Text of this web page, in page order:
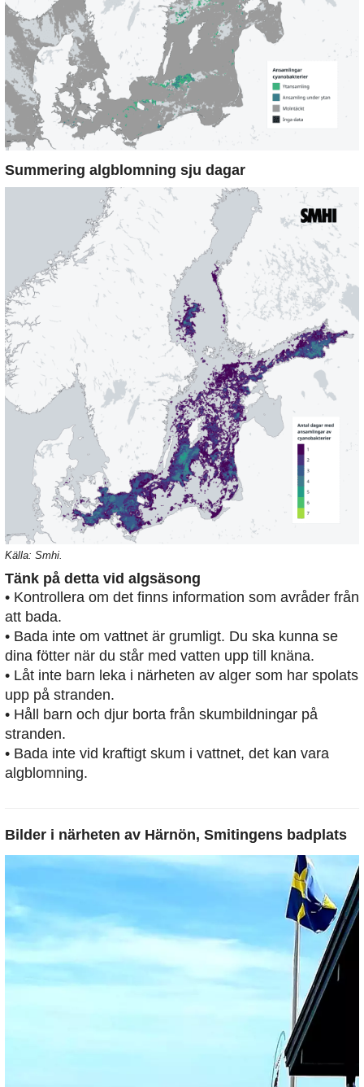
Summering algblomning sju dagar
Källa: Smhi.
Tänk på detta vid algsäsong
• Kontrollera om det finns information som avråder från
att bada.
• Bada inte om vattnet är grumligt. Du ska kunna se
dina fötter när du står med vatten upp till knäna.
• Låt inte barn leka i närheten av alger som har spolats
upp på stranden.
• Håll barn och djur borta från skumbildningar på
stranden.
• Bada inte vid kraftigt skum i vattnet, det kan vara
algblomning.
Bilder i närheten av Härnön, Smitingens badplats